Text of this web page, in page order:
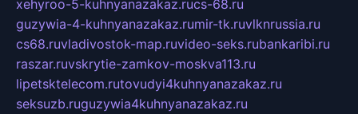
xehyroo-5-kuhnyanazakaz.rucs-68.ru
guzywia-4-kuhnyanazakaz.rumir-tk.ruvlknrussia.ru
cs68.ruvladivostok-map.ruvideo-seks.rubankaribi.ru
raszar.ruvskrytie-zamkov-moskva113.ru
lipetsktelecom.rutovudyi4kuhnyanazakaz.ru
seksuzb.ruguzywia4kuhnyanazakaz.ru